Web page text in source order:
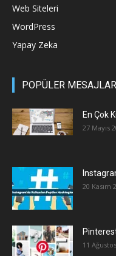
Web Siteleri
WordPress
Yapay Zeka
POPÜLER MESAJLAR
En Çok
27 Mayıs
20 Kasım
11